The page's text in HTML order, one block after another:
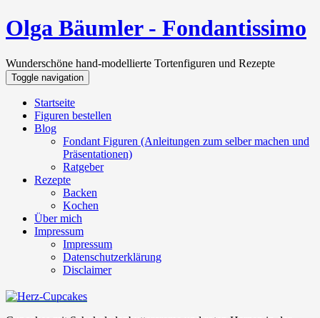
Olga Bäumler - Fondantissimo
Wunderschöne hand-modellierte Tortenfiguren und Rezepte
Toggle navigation
Startseite
Figuren bestellen
Blog
Fondant Figuren (Anleitungen zum selber machen und
Präsentationen)
Ratgeber
Rezepte
Backen
Kochen
Über mich
Impressum
Impressum
Datenschutzerklärung
Disclaimer